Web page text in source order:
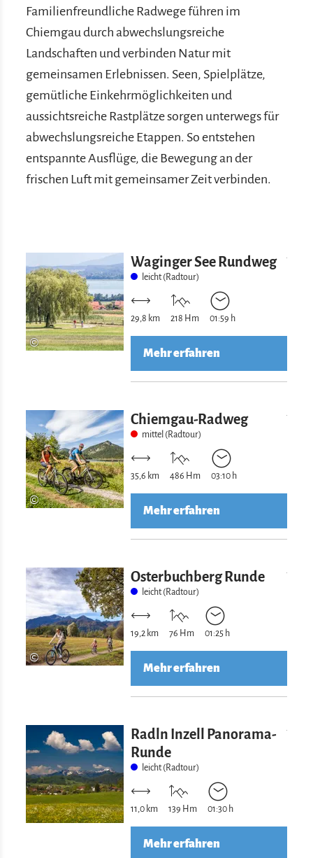
Familienfreundliche Radwege führen im
Chiemgau durch abwechslungsreiche
Landschaften und verbinden Natur mit
gemeinsamen Erlebnissen. Seen, Spielplätze,
gemütliche Einkehrmöglichkeiten und
aussichtsreiche Rastplätze sorgen unterwegs für
abwechslungsreiche Etappen. So entstehen
entspannte Ausflüge, die Bewegung an der
frischen Luft mit gemeinsamer Zeit verbinden.
©
Waginger See Rundweg
leicht (Radtour)
29,8 km 218 Hm 01:59 h
Mehr erfahren
©
Chiemgau-Radweg
mittel (Radtour)
35,6 km 486 Hm 03:10 h
Mehr erfahren
©
Osterbuchberg Runde
leicht (Radtour)
19,2 km 76 Hm 01:25 h
Mehr erfahren
Radln Inzell Panorama-
Runde
leicht (Radtour)
11,0 km 139 Hm 01:30 h
Mehr erfahren